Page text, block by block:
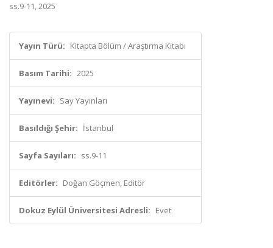
ss.9-11, 2025
Yayın Türü: Kitapta Bölüm / Araştırma Kitabı
Basım Tarihi: 2025
Yayınevi: Say Yayınları
Basıldığı Şehir: İstanbul
Sayfa Sayıları: ss.9-11
Editörler: Doğan Göçmen, Editör
Dokuz Eylül Üniversitesi Adresli: Evet